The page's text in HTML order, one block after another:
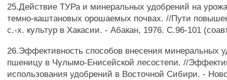
25.Действие ТУРа и минеральных удобрений на
темно-каштановых орошаемых почвах. //Пути
с.-х. культур в Хакасии. - Абакан, 1976. С.96-101
26.Эффективность способов внесения минеральных
пшеницу в Чулымо-Енисейской лесостепи. //
использования удобрений в Восточной Сибири. -